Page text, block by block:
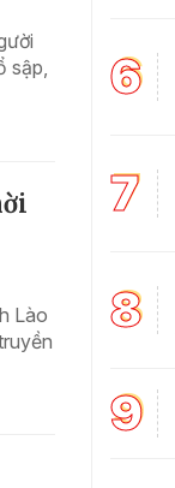
sập,
Lào
6
7
8
9